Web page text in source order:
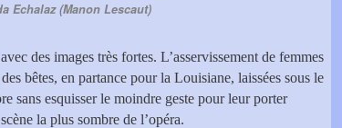
Echalaz (Manon Lescaut)
des images très fortes. L’asservissement de femmes
bêtes, en partance pour la Louisiane, laissées sous le
sans esquisser le moindre geste pour leur porter
la plus sombre de l’opéra.